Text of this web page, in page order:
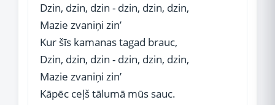
Dzin, dzin, dzin - dzin, dzin, dzin,
Mazie zvaniņi zin’
Kur šīs kamanas tagad brauc,
Dzin, dzin, dzin - dzin, dzin, dzin,
Mazie zvaniņi zin’
Kāpēc ceļš tālumā mūs sauc.